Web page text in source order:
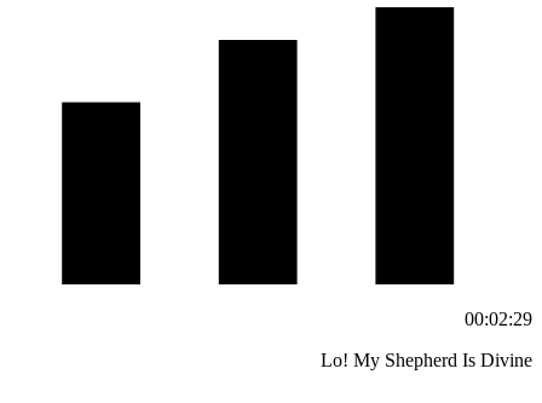
00:02:29
Lo! My Shepherd Is Divine